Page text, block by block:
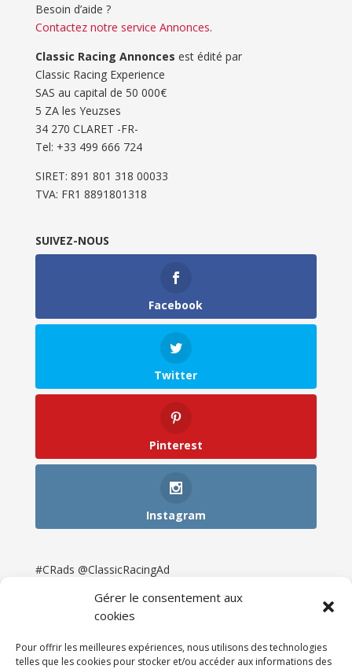
Gérer le consentement aux
cookies
Pour offrir les meilleures expériences, nous utilisons des technologies
telles que les cookies pour stocker et/ou accéder aux informations des
Besoin d’aide ?
Contactez notre service Annonces.
Classic Racing Annonces est édité par
Classic Racing Experience
SAS au capital de 50 000€
5 ZA les Yeuzses
34 270 CLARET -FR-
Tel: ‭+33 499 666 724‬
SIRET: 891 801 318 00033
TVA: FR1 8891801318
SUIVEZ-NOUS
Facebook
Twitter
Pinterest
Instagram
#CRads @ClassicRacingAd